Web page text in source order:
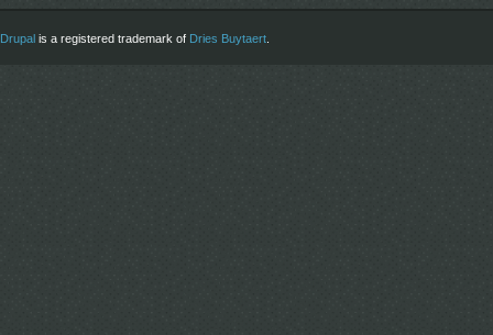
Drupal is a registered trademark of Dries Buytaert